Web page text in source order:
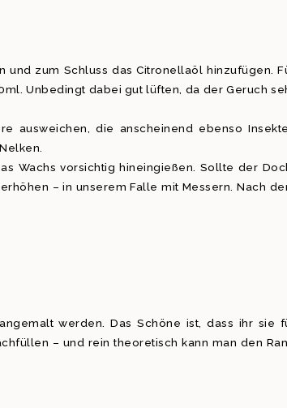
und zum Schluss das Citronellaöl hinzufügen.
Unbedingt dabei gut lüften, da der Geruch
ausweichen, die anscheinend ebenso
Wachs vorsichtig hineingießen. Sollte der
– in unserem Falle mit Messern. Nach
werden. Das Schöne ist, dass ihr sie
– und rein theoretisch kann man den